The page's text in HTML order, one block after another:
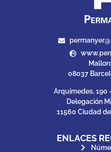
08037
Arquímedes, 190
Delegación
11560 Ciudad
ENLACES